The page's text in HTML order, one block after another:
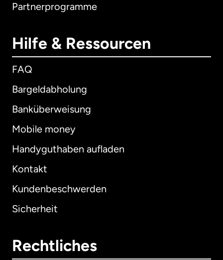
Partnerprogramme
Hilfe & Ressourcen
FAQ
Bargeldabholung
Banküberweisung
Mobile money
Handyguthaben aufladen
Kontakt
Kundenbeschwerden
Sicherheit
Rechtliches